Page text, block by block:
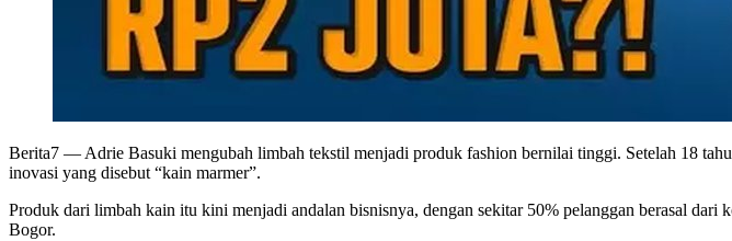
Berita7 — Adrie Basuki mengubah limbah tekstil menjadi produk fashion bernilai tinggi. Setelah 18
inovasi yang disebut “kain marmer”.
Produk dari limbah kain itu kini menjadi andalan bisnisnya, dengan sekitar 50% pelanggan berasal
Bogor.